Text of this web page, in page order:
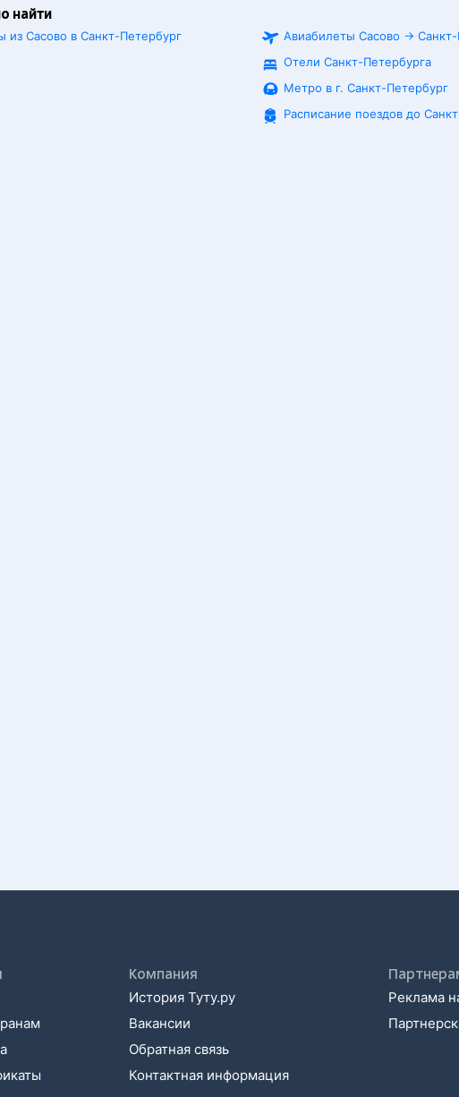
найти
из Сасово в Санкт-Петербург Авиабилеты Сасово →
Отели Санкт-Петербурга
Метро в г. Санкт-Петербург
Расписание поездов до
Компания
История Туту.ру
Вакансии
Обратная связь
Контактная информация
Реклама